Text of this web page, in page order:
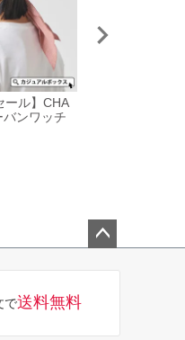
ール】CHA
ンワッチ
で送料無料